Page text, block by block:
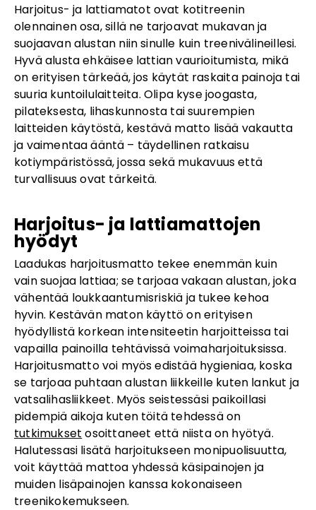
Harjoitus- ja lattiamatot ovat kotitreenin
olennainen osa, sillä ne tarjoavat mukavan ja
suojaavan alustan niin sinulle kuin treenivälineillesi.
Hyvä alusta ehkäisee lattian vaurioitumista, mikä
on erityisen tärkeää, jos käytät raskaita painoja tai
suuria kuntoilulaitteita. Olipa kyse joogasta,
pilateksesta, lihaskunnosta tai suurempien
laitteiden käytöstä, kestävä matto lisää vakautta
ja vaimentaa ääntä – täydellinen ratkaisu
kotiympäristössä, jossa sekä mukavuus että
turvallisuus ovat tärkeitä.
Harjoitus- ja lattiamattojen
hyödyt
Laadukas harjoitusmatto tekee enemmän kuin
vain suojaa lattiaa; se tarjoaa vakaan alustan, joka
vähentää loukkaantumisriskiä ja tukee kehoa
hyvin. Kestävän maton käyttö on erityisen
hyödyllistä korkean intensiteetin harjoitteissa tai
vapailla painoilla tehtävissä voimaharjoituksissa.
Harjoitusmatto voi myös edistää hygieniaa, koska
se tarjoaa puhtaan alustan liikkeille kuten lankut ja
vatsalihasliikkeet. Myös seistessäsi paikoillasi
pidempiä aikoja kuten töitä tehdessä on
tutkimukset osoittaneet että niista on hyötyä.
Halutessasi lisätä harjoitukseen monipuolisuutta,
voit käyttää mattoa yhdessä käsipainojen ja
muiden lisäpainojen kanssa kokonaiseen
treenikokemukseen.